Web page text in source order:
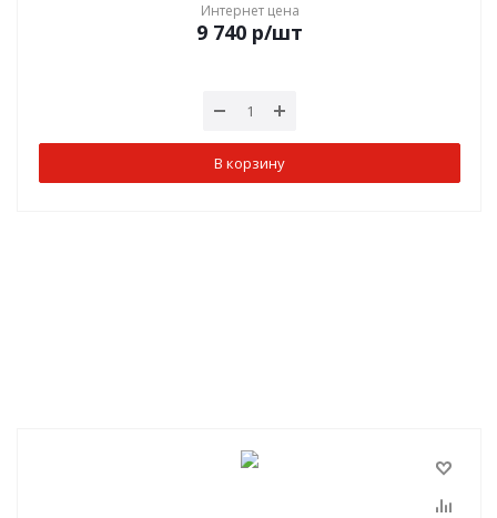
Интернет цена
9 740 р/шт
В корзину